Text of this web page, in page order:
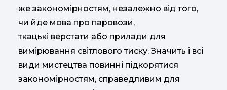
же закономірностям, незалежно від того,
чи йде мова про паровози,
ткацькі верстати або прилади для
вимірювання світлового тиску. Значить і всі
види мистецтва повинні підкорятися
закономірностям, справедливим для